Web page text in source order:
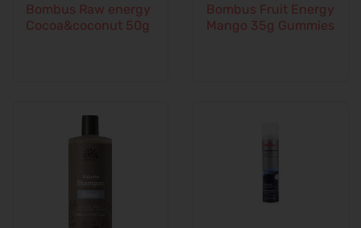
Bombus Raw energy
Cocoa&coconut 50g
Bombus Fruit Energy
Mango 35g Gummies